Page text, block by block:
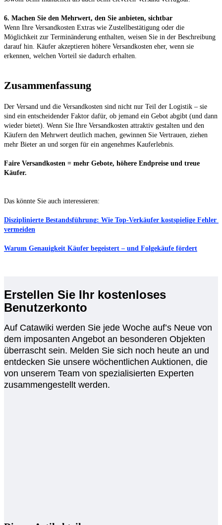
6. Machen Sie den Mehrwert, den Sie anbieten, sichtbar
Wenn Ihre Versandkosten Extras wie Zustellbestätigung oder die
Möglichkeit zur Terminänderung enthalten, weisen Sie in der Beschreibung
darauf hin. Käufer akzeptieren höhere Versandkosten eher, wenn sie
Zusammenfassung
Der Versand und die Versandkosten sind nicht nur Teil der Logistik – sie
sind ein entscheidender Faktor dafür, ob jemand ein Gebot abgibt (und dann
wieder bietet). Wenn Sie Ihre Versandkosten attraktiv gestalten und den
Käufern den Mehrwert deutlich machen, gewinnen Sie Vertrauen, ziehen
Faire Versandkosten = mehr Gebote, höhere Endpreise und treue
Käufer.
Disziplinierte Bestandsführung: Wie Top-Verkäufer kostspielige Fehler
vermeiden
Warum Genauigkeit Käufer begeistert – und Folgekäufe fördert
Erstellen Sie Ihr kostenloses
Benutzerkonto
Auf Catawiki werden Sie jede Woche auf’s Neue von
dem imposanten Angebot an besonderen Objekten
überrascht sein. Melden Sie sich noch heute an und
entdecken Sie unsere wöchentlichen Auktionen, die
von unserem Team von spezialisierten Experten
zusammengestellt werden.